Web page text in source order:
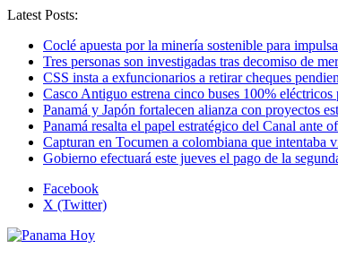
Latest Posts:
Coclé apuesta por la minería sostenible para
Tres personas son investigadas tras decomiso de
CSS insta a exfuncionarios a retirar cheques
Casco Antiguo estrena cinco buses 100%
Panamá y Japón fortalecen alianza con proyectos
Panamá resalta el papel estratégico del Canal ante
Capturan en Tocumen a colombiana que intentaba
Gobierno efectuará este jueves el pago de la
Facebook
X (Twitter)